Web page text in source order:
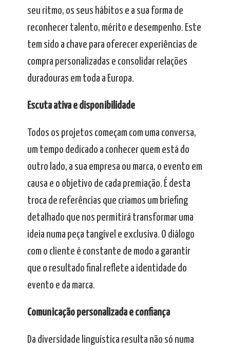
seu ritmo, os seus hábitos e a sua forma de
reconhecer talento, mérito e desempenho. Este
tem sido a chave para oferecer experiências de
compra personalizadas e consolidar relações
duradouras em toda a Europa.
Escuta ativa e disponibilidade
Todos os projetos começam com uma conversa,
um tempo dedicado a conhecer quem está do
outro lado, a sua empresa ou marca, o evento em
causa e o objetivo de cada premiação. É desta
troca de referências que criamos um briefing
detalhado que nos permitirá transformar uma
ideia numa peça tangível e exclusiva. O diálogo
com o cliente é constante de modo a garantir
que o resultado final reflete a identidade do
evento e da marca.
Comunicação personalizada e confiança
Da diversidade linguística resulta não só numa